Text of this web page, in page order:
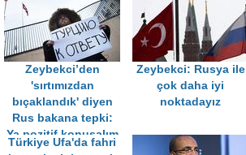
Zeybekci’den
'sırtımızdan
bıçaklandık' diyen
Rus bakana tepki:
Ya pozitif konuşalım
ya susalım
Zeybekci: Rusya ile
çok daha iyi
noktadayız
Türkiye Ufa'da fahri